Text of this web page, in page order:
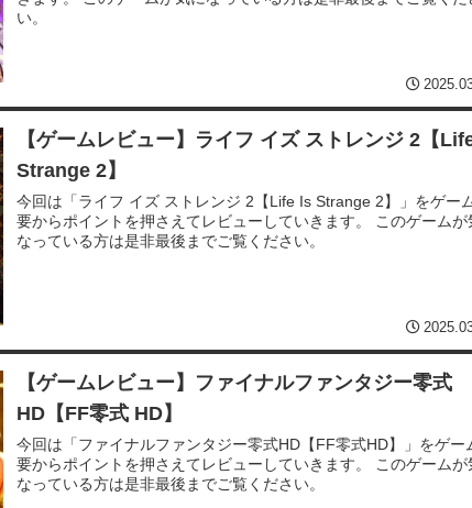
い。
【ゲームレビュー】ライフ イズ ストレンジ 2【
Strange 2】
今回は「ライフ イズ ストレンジ 2【Life Is Strange 2】」をゲー
要からポイントを押さえてレビューしていきます。 このゲームが
なっている方は是非最後までご覧ください。
【ゲームレビュー】ファイナルファンタジー零式
HD【FF零式 HD】
今回は「ファイナルファンタジー零式HD【FF零式HD】」をゲー
要からポイントを押さえてレビューしていきます。 このゲームが
なっている方は是非最後までご覧ください。